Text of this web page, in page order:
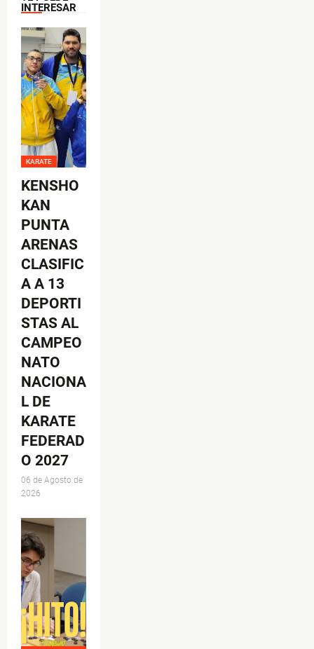
INTERESAR
KARATE
KENSHO
KAN
PUNTA
ARENAS
CLASIFIC
A A 13
DEPORTI
STAS AL
CAMPEO
NATO
NACIONA
L DE
KARATE
FEDERAD
O 2027
06 de Agosto de
2026